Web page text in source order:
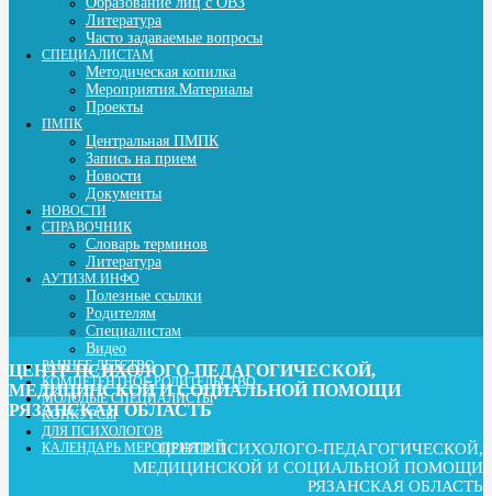
Литература
Часто задаваемые вопросы
СПЕЦИАЛИСТАМ
Методическая копилка
Мероприятия.Материалы
Проекты
ПМПК
Центральная ПМПК
Запись на прием
Новости
Документы
НОВОСТИ
СПРАВОЧНИК
Словарь терминов
Литература
АУТИЗМ.ИНФО
Полезные ссылки
Родителям
Специалистам
Видео
РАННЕЕ ДЕТСТВО
КОМПЕТЕНТНОЕ РОДИТЕЛЬСТВО
МОЛОДЫЕ СПЕЦИАЛИСТЫ
КОНКУРСЫ
ДЛЯ ПСИХОЛОГОВ
КАЛЕНДАРЬ МЕРОПРИЯТИЙ
ЦЕНТР ПСИХОЛОГО-ПЕДАГОГИЧЕСКОЙ,
МЕДИЦИНСКОЙ И СОЦИАЛЬНОЙ ПОМОЩИ
РЯЗАНСКАЯ ОБЛАСТЬ
ЦЕНТР ПСИХОЛОГО-ПЕДАГОГИЧЕСКОЙ,
МЕДИЦИНСКОЙ И СОЦИАЛЬНОЙ ПОМОЩИ
РЯЗАНСКАЯ ОБЛАСТЬ